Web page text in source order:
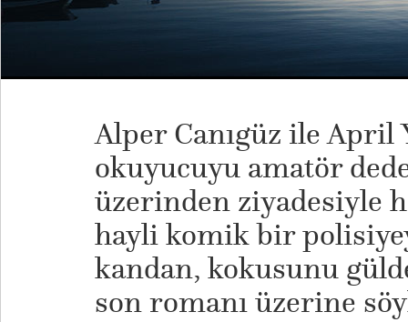
Alper Canıgüz ile April
okuyucuyu amatör
üzerinden ziyadesiyle
hayli komik bir
kandan, kokusunu
son romanı üzerine